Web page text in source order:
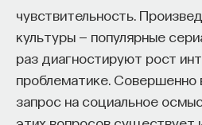
чувствительность.
культуры — популярные
раз диагностируют рост
проблематике. Совершенно
запрос на социальное